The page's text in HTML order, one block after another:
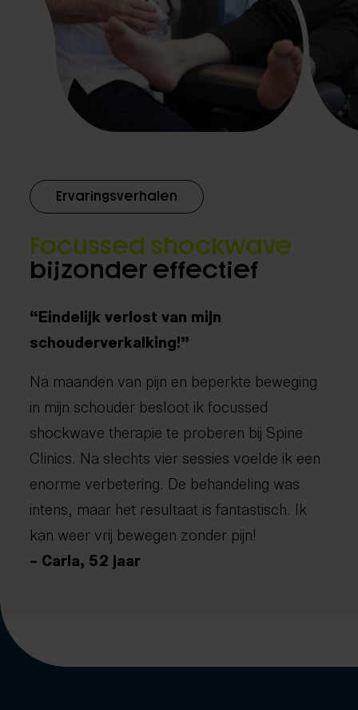
Ervaringsverhalen
Focussed shockwave
bijzonder effectief
“Eindelijk verlost van mijn
schouderverkalking!”
Na maanden van pijn en beperkte beweging
in mijn schouder besloot ik focussed
shockwave therapie te proberen bij Spine
Clinics. Na slechts vier sessies voelde ik een
enorme verbetering. De behandeling was
intens, maar het resultaat is fantastisch. Ik
kan weer vrij bewegen zonder pijn!
– Carla, 52 jaar